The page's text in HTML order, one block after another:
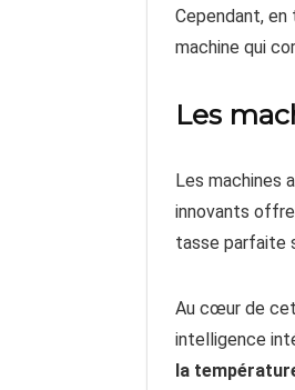
Cependant,
machine qui
Les
Les machines
innovants
tasse parfaite
Au cœur de
intelligence
la